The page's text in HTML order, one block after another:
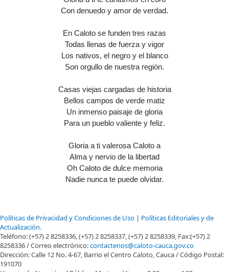
Con denuedo y amor de verdad.
En Caloto se funden tres razas
Todas llenas de fuerza y vigor
Los nativos, el negro y el blanco
Son orgullo de nuestra región.
Casas viejas cargadas de historia
Bellos campos de verde matiz
Un inmenso paisaje de gloria
Para un pueblo valiente y feliz.
Gloria a ti valerosa Caloto a
Alma y nervio de la libertad
Oh Caloto de dulce memoria​
Nadie nunca te puede olvidar.
Políticas de Privacidad y Condiciones de Uso | Políticas Editoriales y de
Actualización.
Teléfono: (+57) 2 8258336, (+57) 2 8258337, (+57) 2 8258339, Fax:(+57) 2
8258336 / Correo electrónico:contactenos@caloto-cauca.gov.co
Dirección: Calle 12 No. 4-67, Barrio el Centro Caloto, Cauca / Código Postal:
191070